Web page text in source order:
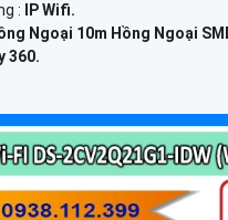
:
IP Wifi.
Ngoại 10m Hồng Ngoại
360.